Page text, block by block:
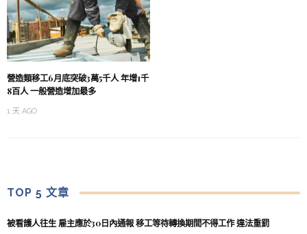
營造類移工6月底突破3萬5千人 年增1千
8百人 一般營造增加最多
1 天 AGO
TOP 5 文章
被看護人往生 雇主應於30日內通報 移工等待轉換期間不得工作 違法重罰